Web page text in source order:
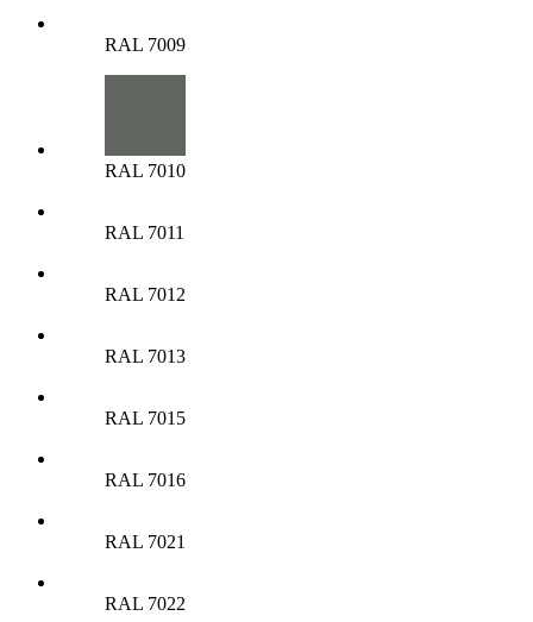
RAL 7009
RAL 7010
RAL 7011
RAL 7012
RAL 7013
RAL 7015
RAL 7016
RAL 7021
RAL 7022